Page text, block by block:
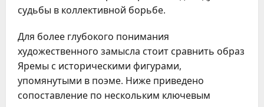
судьбы в коллективной борьбе.
Для более глубокого понимания
художественного замысла стоит сравнить образ
Яремы с историческими фигурами,
упомянутыми в поэме. Ниже приведено
сопоставление по нескольким ключевым